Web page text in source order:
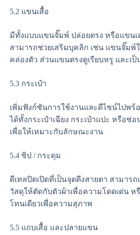
5.2 แขนเสื้อ
มีทั้งแบบแขนจั๊มพ์ ปล่อยตรง หรือแขนเ
สามารถช่วยเสริมบุคลิก เช่น แขนจั๊มพ์
คล่องตัว ส่วนแขนตรงดูเรียบหรู และเป็
5.3 กระเป๋า
เพิ่มฟังก์ชันการใช้งานและดีไซน์ไปพร้
ได้ทั้งกระเป๋าเฉียง กระเป๋าแปะ หรือซ่อ
เพื่อให้เหมาะกับลักษณะงาน
5.4 ซิป / กระดุม
ดีเทลปิดเปิดที่เป็นจุดดึงสายตา สามารถ
วัสดุให้ตัดกับตัวผ้าเพื่อความโดดเด่น ห
โทนเดียวเพื่อความสุภาพ
5.5 แถบเสื้อ และปลายแขน